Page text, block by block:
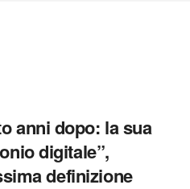
anni dopo: la sua
digitale”,
definizione